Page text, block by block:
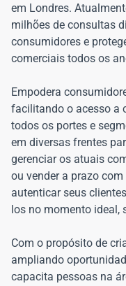
em Londres.
milhões de consultas
consumidores e
comerciais todos os
Empodera
facilitando o acesso a
todos os portes e
em diversas frentes
gerenciar os atuais
ou vender a prazo
autenticar seus
los no momento ideal,
Com o propósito de
ampliando
capacita pessoas na